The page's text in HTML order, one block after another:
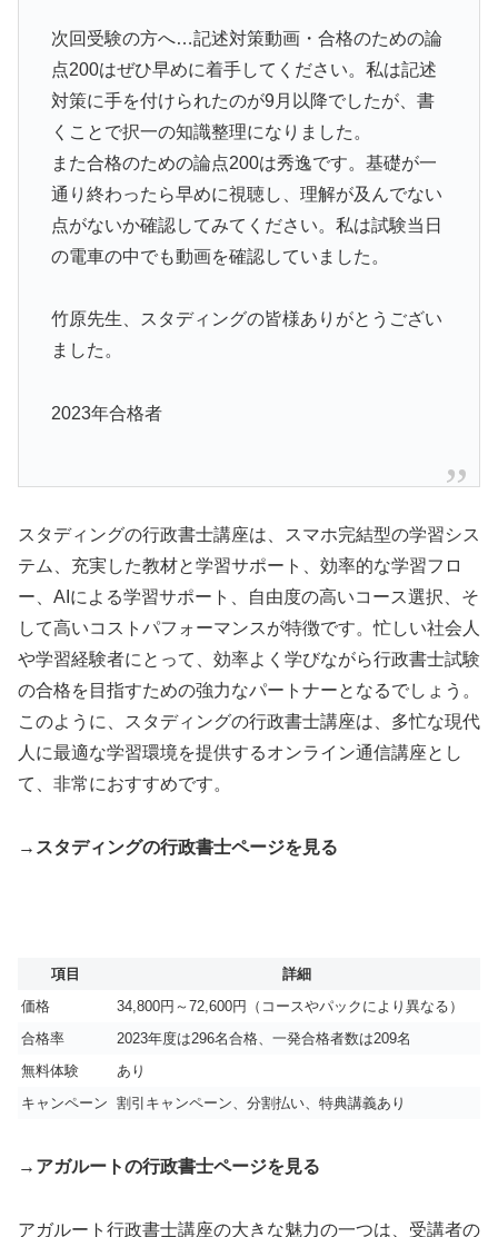
次回受験の方へ…記述対策動画・合格のための論
点200はぜひ早めに着手してください。私は記述
対策に手を付けられたのが9月以降でしたが、書
くことで択一の知識整理になりました。
また合格のための論点200は秀逸です。基礎が一
通り終わったら早めに視聴し、理解が及んでない
点がないか確認してみてください。私は試験当日
の電車の中でも動画を確認していました。
竹原先生、スタディングの皆様ありがとうござい
ました。
2023年合格者
スタディングの行政書士講座は、スマホ完結型の学習シス
テム、充実した教材と学習サポート、効率的な学習フロ
ー、AIによる学習サポート、自由度の高いコース選択、そ
して高いコストパフォーマンスが特徴です。忙しい社会人
や学習経験者にとって、効率よく学びながら行政書士試験
の合格を目指すための強力なパートナーとなるでしょう。
このように、スタディングの行政書士講座は、多忙な現代
人に最適な学習環境を提供するオンライン通信講座とし
て、非常におすすめです。
→スタディングの行政書士ページを見る
項目
詳細
価格
34,800円～72,600円（コースやパックにより異なる）
合格率
2023年度は296名合格、一発合格者数は209名
無料体験
あり
キャンペーン 割引キャンペーン、分割払い、特典講義あり
→アガルートの行政書士ページを見る
アガルート行政書士講座の大きな魅力の一つは、受講者の